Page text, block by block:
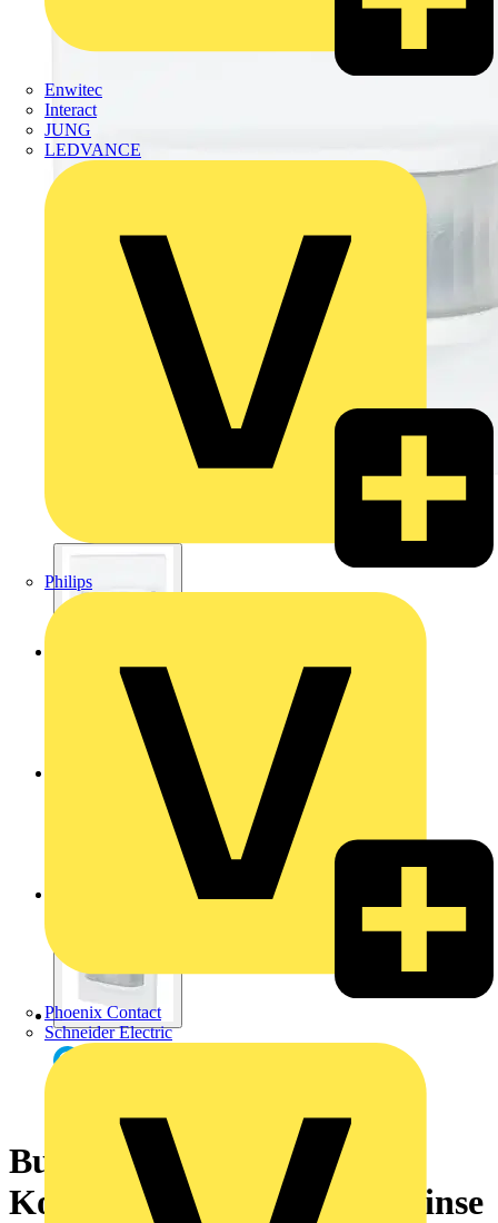
Enwitec
Interact
JUNG
LEDVANCE
Philips
Phoenix Contact
Schneider Electric
Busch-Wächter® 180 flex
Komfort-Sensor mit Selectlinse